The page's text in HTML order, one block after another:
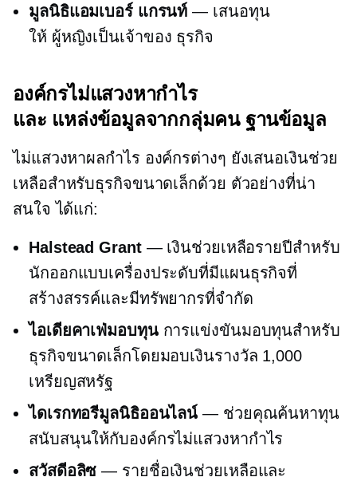
มูลนิธิแอมเบอร์ แกรนท์ — เสนอทุน
ให้ ผู้หญิงเป็นเจ้าของ ธุรกิจ
องค์กรไม่แสวงหากำไร
และ แหล่งข้อมูลจากกลุ่มคนฐานข้อมูล
ไม่แสวงหาผลกำไร องค์กรต่างๆ ยังเสนอเงินช่วย
เหลือสำหรับธุรกิจขนาดเล็กด้วย ตัวอย่างที่น่า
สนใจ ได้แก่:
Halstead Grant— เงินช่วยเหลือรายปีสำหรับ
นักออกแบบเครื่องประดับที่มีแผนธุรกิจที่
สร้างสรรค์และมีทรัพยากรที่จำกัด
ไอเดียคาเฟ่มอบทุนการแข่งขันมอบทุนสำหรับ
ธุรกิจขนาดเล็กโดยมอบเงินรางวัล 1,000
เหรียญสหรัฐ
ไดเรกทอรีมูลนิธิออนไลน์ — ช่วยคุณค้นหาทุน
สนับสนุนให้กับองค์กรไม่แสวงหากำไร
สวัสดีอลิซ — รายชื่อเงินช่วยเหลือและ